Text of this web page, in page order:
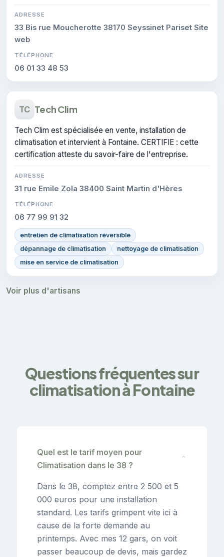
ADRESSE
33 Bis rue Moucherotte 38170 Seyssinet Pariset Site
web
TÉLÉPHONE
06 01 33 48 53
TC Tech Clim
Tech Clim est spécialisée en vente, installation de
climatisation et intervient à Fontaine. CERTIFIE : cette
certification atteste du savoir-faire de l'entreprise.
ADRESSE
31 rue Emile Zola 38400 Saint Martin d'Hères
TÉLÉPHONE
06 77 99 91 32
entretien de climatisation réversible
dépannage de climatisation
nettoyage de climatisation
mise en service de climatisation
Voir plus d'artisans
Questions fréquentes sur
climatisation à Fontaine
Quel est le tarif moyen pour
Climatisation dans le 38 ?
⌄
Dans le 38, comptez entre 2 500 et 5
000 euros pour une installation
standard. Les tarifs grimpent vite ici à
cause de la forte demande au
printemps. Avec mes 12 gars, on voit
passer beaucoup de devis, mais gardez